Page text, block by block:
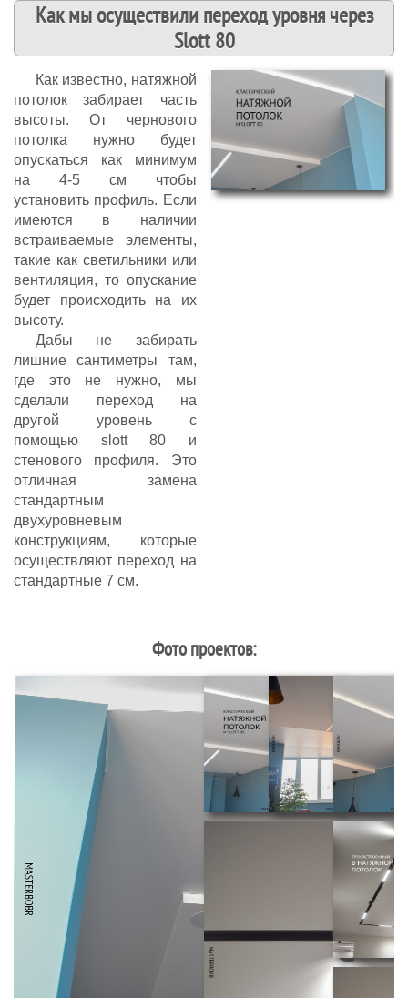
Как мы осуществили переход уровня через
Slott 80
Как известно, натяжной
потолок забирает часть
высоты. От чернового
потолка нужно будет
опускаться как минимум
на 4-5 см чтобы
установить профиль. Если
имеются в наличии
встраиваемые элементы,
такие как светильники или
вентиляция, то опускание
будет происходить на их
высоту.
Дабы не забирать
лишние сантиметры там,
где это не нужно, мы
сделали переход на
другой уровень с
помощью slott 80 и
стенового профиля. Это
отличная замена
стандартным
двухуровневым
конструкциям, которые
осуществляют переход на
стандартные 7 см.
Фото проектов: